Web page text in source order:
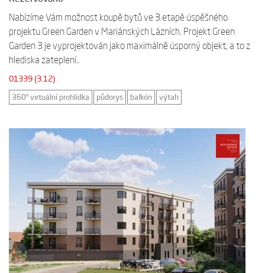
Nabízíme Vám možnost koupě bytů ve 3.etapě úspěšného
projektu Green Garden v Mariánských Lázních. Projekt Green
Garden 3 je vyprojektován jako maximálně úsporný objekt, a to z
hlediska zateplení..
01339 (3.12)
360° virtuální prohlídka půdorys balkón výtah